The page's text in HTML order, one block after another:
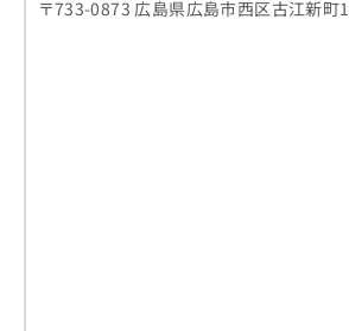
〒733-0873 広島県広島市西区古江新町